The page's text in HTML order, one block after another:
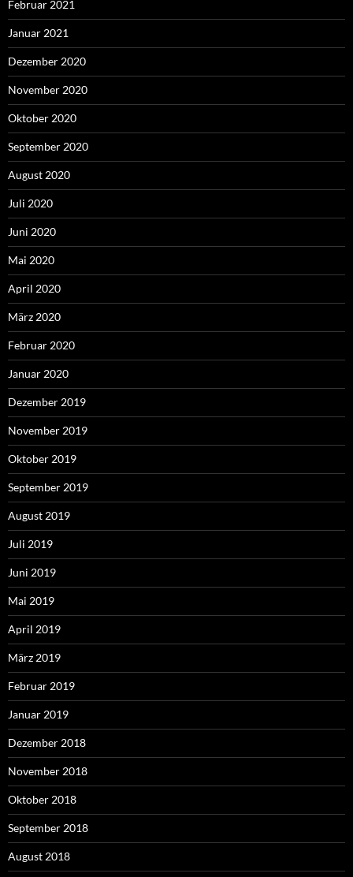
Februar 2021
Januar 2021
Dezember 2020
November 2020
Oktober 2020
September 2020
August 2020
Juli 2020
Juni 2020
Mai 2020
April 2020
März 2020
Februar 2020
Januar 2020
Dezember 2019
November 2019
Oktober 2019
September 2019
August 2019
Juli 2019
Juni 2019
Mai 2019
April 2019
März 2019
Februar 2019
Januar 2019
Dezember 2018
November 2018
Oktober 2018
September 2018
August 2018